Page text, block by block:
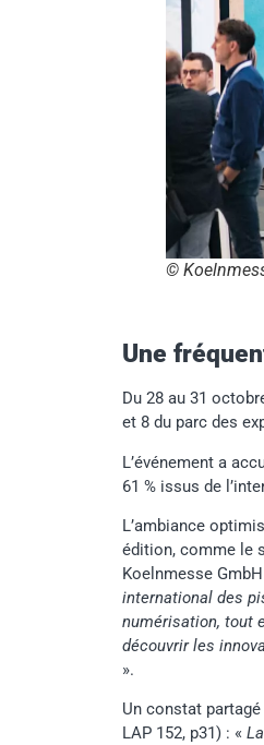
©
Une
Du 28 au 31
et 8 du parc des
L’événement a
61 % issus de
L’ambiance
édition, comme le
Koelnmesse GmbH
international des
numérisation, tout
découvrir les
».
Un constat
LAP 152, p31) : «